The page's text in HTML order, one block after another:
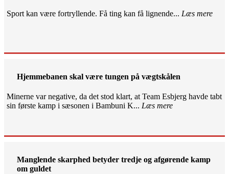
Sport kan være fortryllende. Få ting kan få lignende... Læs mere
Hjemmebanen skal være tungen på vægtskålen
Minerne var negative, da det stod klart, at Team Esbjerg havde tabt
sin første kamp i sæsonen i Bambuni K... Læs mere
Manglende skarphed betyder tredje og afgørende kamp
om guldet